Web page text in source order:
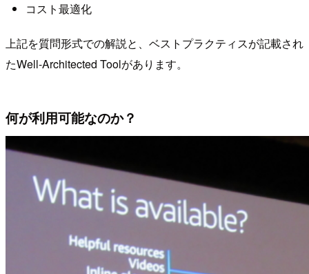
コスト最適化
上記を質問形式での解説と、ベストプラクティスが記載され
たWell-Architected Toolがあります。
何が利用可能なのか？